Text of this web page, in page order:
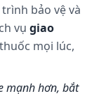
bảo vệ và
vụ giao
mọi lúc,
mạnh hơn, bắt